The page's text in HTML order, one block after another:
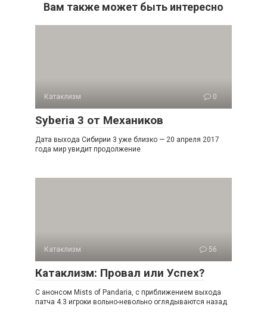
Вам также может быть интересно
Катаклизм 0
Syberia 3 от Механиков
Дата выхода Сибирии 3 уже близко — 20 апреля 2017
года мир увидит продолжение
Катаклизм 56
Катаклизм: Провал или Успех?
С анонсом Mists of Pandaria, с приближением выхода
патча 4.3 игроки вольно-невольно оглядываются назад